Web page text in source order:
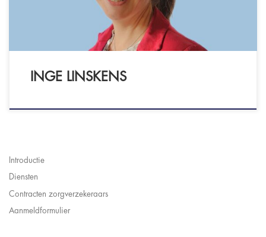
INGE LINSKENS
Introductie
Diensten
Contracten zorgverzekeraars
Aanmeldformulier